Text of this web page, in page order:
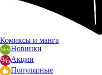
Комиксы и манга
Новинки
Акции
Популярные